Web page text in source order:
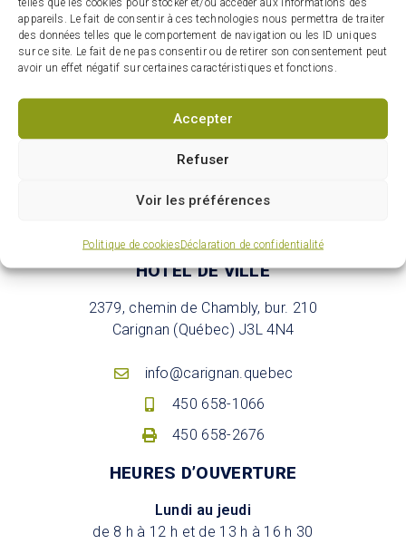
appareils. Le fait de consentir à ces technologies nous permettra de traiter
des données telles que le comportement de navigation ou les ID uniques
sur ce site. Le fait de ne pas consentir ou de retirer son consentement peut
avoir un effet négatif sur certaines caractéristiques et fonctions.
Accepter
Refuser
Voir les préférences
Politique de cookiesDéclaration de confidentialité
Infolettre : restez
connectés sur votre ville
S'abonner
HÔTEL DE VILLE
2379, chemin de Chambly, bur. 210
Carignan (Québec) J3L 4N4
info@carignan.quebec
450 658-1066
450 658-2676
HEURES D’OUVERTURE
Lundi au jeudi
de 8 h à 12 h et de 13 h à 16 h 30